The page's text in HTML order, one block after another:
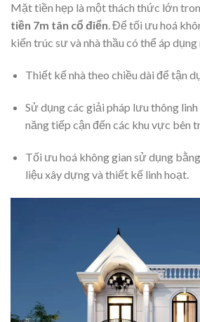
Mặt tiền hẹp là một thách thức lớn
tiền 7m tân cổ điển. Để tối ưu hoá
kiến trúc sư và nhà thầu có thể áp
Thiết kế nhà theo chiều dài để tận
Sử dụng các giải pháp lưu thông
năng tiếp cận đến các khu vực bên
Tối ưu hoá không gian sử dụng
liệu xây dựng và thiết kế linh hoạt.